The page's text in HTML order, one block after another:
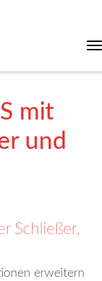
mit
und
Schließer,
erweitern